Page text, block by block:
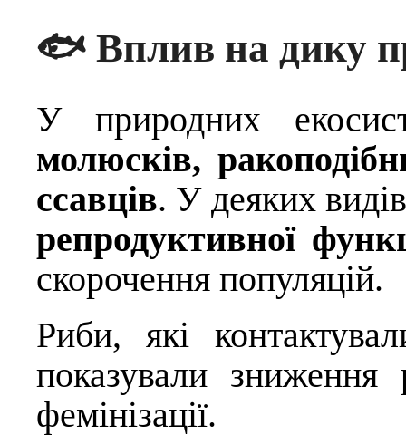
🐟 Вплив на дику
У природних
молюсків,
ссавців. У деяких
репродуктивної
скорочення популяцій.
Риби, які
показували зниження
фемінізації.